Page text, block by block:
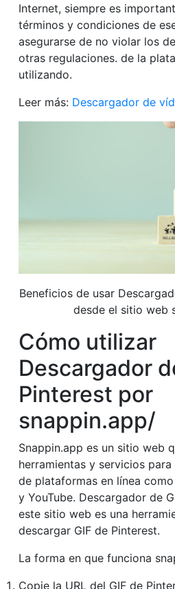
Internet, siempre es
términos y condiciones de
asegurarse de no violar los
otras regulaciones. de la
utilizando.
Leer más: Descargador de
Beneficios de usar
desde el sitio web
Cómo utilizar
Descargador
Pinterest por
snappin.app/
Snappin.app es un sitio web
herramientas y servicios
de plataformas en línea
y YouTube. Descargador de
este sitio web es una
descargar GIF de Pinterest.
La forma en que funciona
Copie la URL del GIF de